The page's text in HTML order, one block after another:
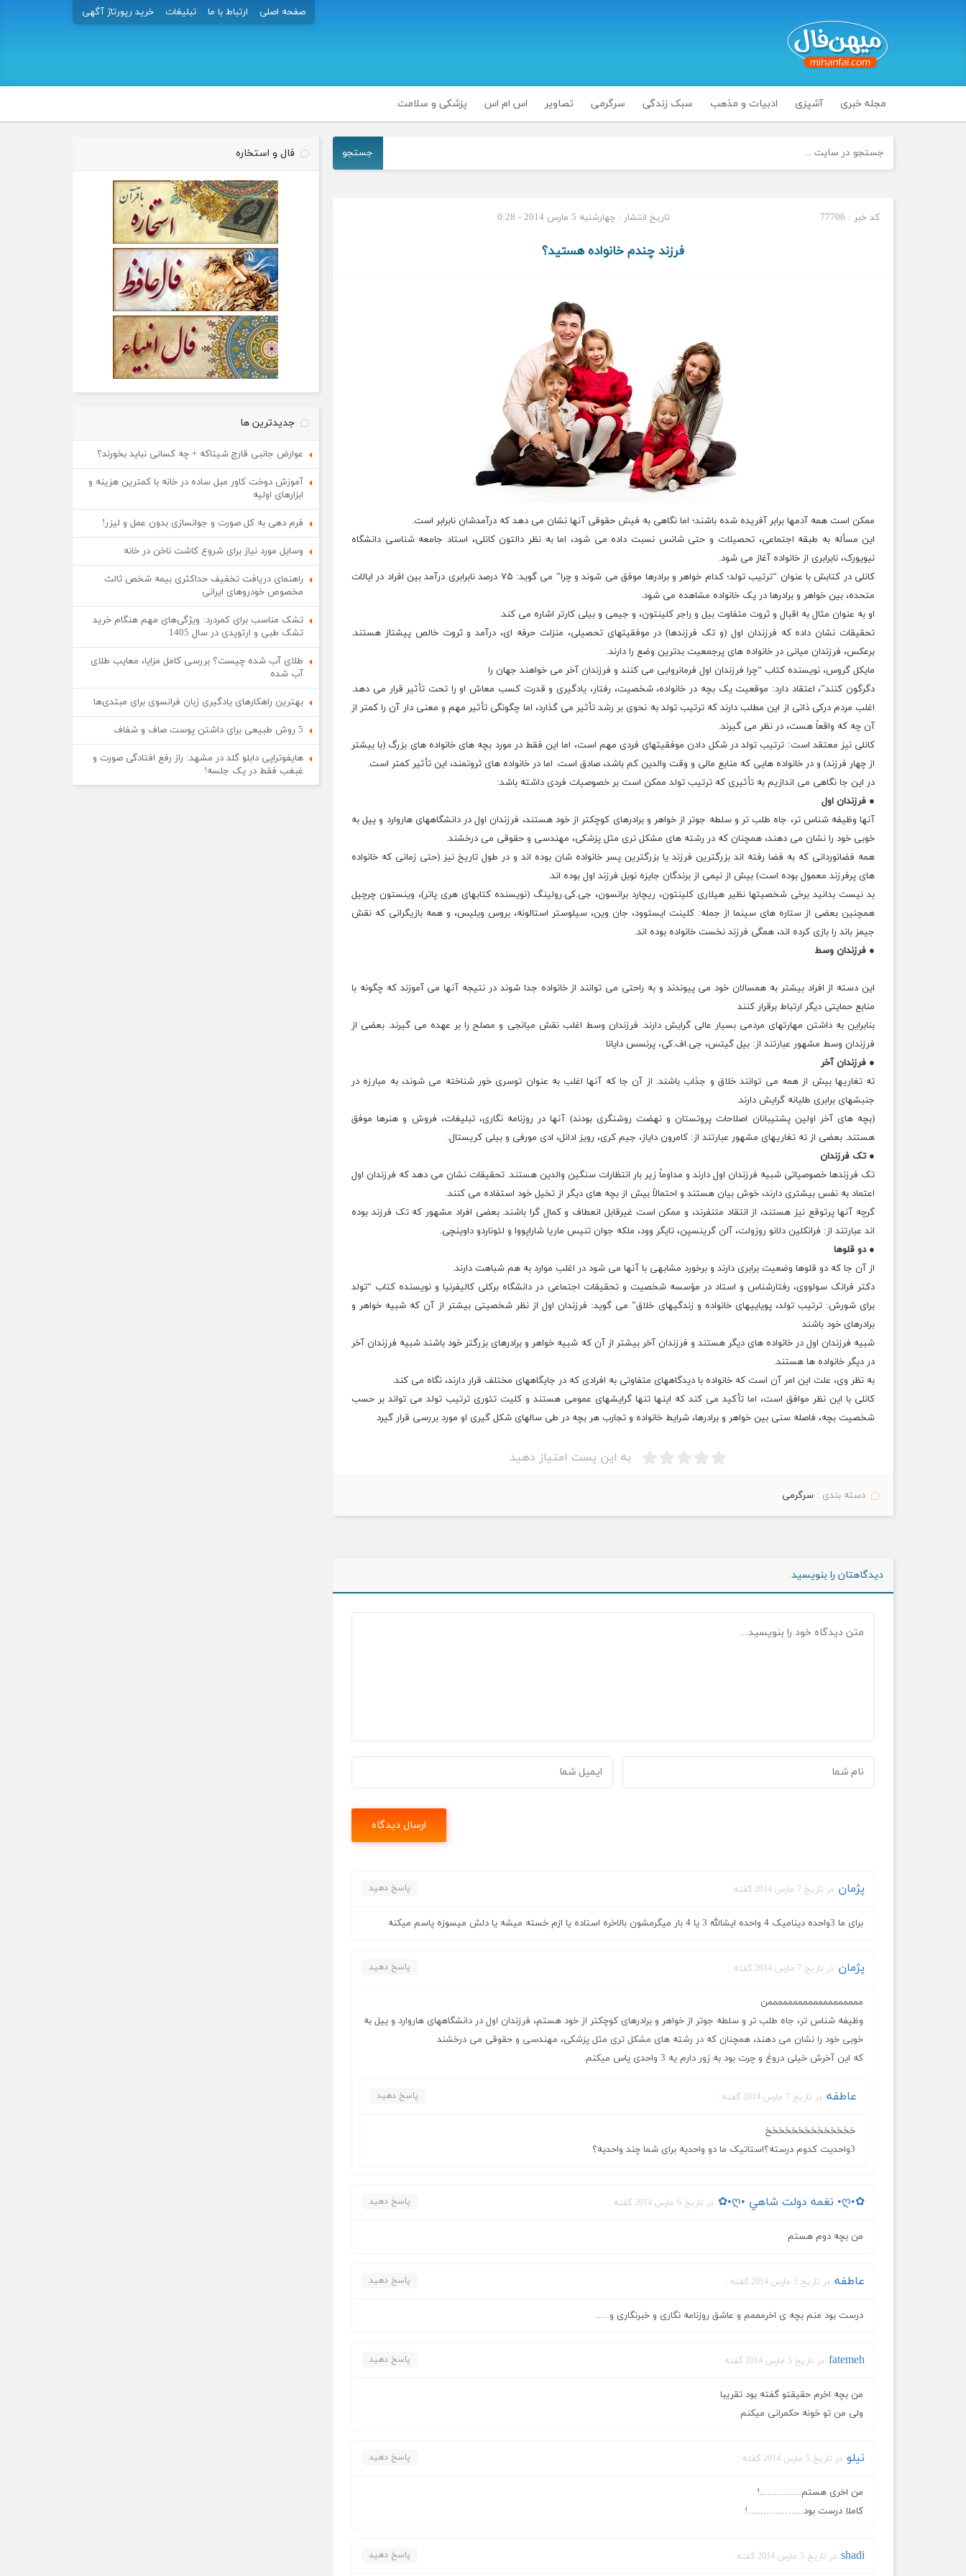
صفحه اصلی ارتباط با ما تبلیغات خرید رپورتاژ آگهی
مجله خبری آشپزی ادبیات و مذهب سبک زندگی سرگرمی تصاویر اس ام اس پزشکی و سلامت
جستجو
کد خبر : 77706 تاریخ انتشار : چهارشنبه 5 مارس 2014 - 0:28
فرزند چندم خانواده هستید؟
ممکن است همه آدمها برابر آفریده شده باشند؛ اما نگاهی به فیش حقوقی آنها نشان می دهد که درآمدشان نابرابر است.
این مسأله به طبقه اجتماعی، تحصیلات و حتی شانس نسبت داده می شود، اما به نظر دالتون کانلی، استاد جامعه شناسی دانشگاه
نیویورک، نابرابری از خانواده آغاز می شود.
کانلی در کتابش با عنوان “ترتیب تولد؛ کدام خواهر و برادرها موفق می شوند و چرا” می گوید: ۷۵ درصد نابرابری درآمد بین افراد در ایالات
متحده، بین خواهر و برادرها در یک خانواده مشاهده می شود.
او به عنوان مثال به اقبال و ثروت متفاوت بیل و راجر کلینتون، و جیمی و بیلی کارتر اشاره می کند.
تحقیقات نشان داده که فرزندان اول (و تک فرزندها) در موفقیتهای تحصیلی، منزلت حرفه ای، درآمد و ثروت خالص پیشتاز هستند.
برعکس، فرزندان میانی در خانواده های پرجمعیت بدترین وضع را دارند.
مایکل گروس، نویسنده کتاب “چرا فرزندان اول فرمانروایی می کنند و فرزندان آخر می خواهند جهان را
دگرگون کنند”، اعتقاد دارد: موقعیت یک بچه در خانواده، شخصیت، رفتار، یادگیری و قدرت کسب معاش او را تحت تأثیر قرار می دهد.
اغلب مردم درکی ذاتی از این مطلب دارند که ترتیب تولد به نحوی بر رشد تأثیر می گذارد، اما چگونگی تأثیر مهم و معنی دار آن را کمتر از
آن چه که واقعاً هست، در نظر می گیرند.
کانلی نیز معتقد است: ترتیب تولد در شکل دادن موفقیتهای فردی مهم است، اما این فقط در مورد بچه های خانواده های بزرگ (با بیشتر
از چهار فرزند) و در خانواده هایی که منابع مالی و وقت والدین کم باشد، صادق است. اما در خانواده های ثروتمند، این تأثیر کمتر است.
در این جا نگاهی می اندازیم به تأثیری که ترتیب تولد ممکن است بر خصوصیات فردی داشته باشد:
● فرزندان اول
آنها وظیفه شناس تر، جاه طلب تر و سلطه جوتر از خواهر و برادرهای کوچکتر از خود هستند، فرزندان اول در دانشگاههای هاروارد و ییل به
خوبی خود را نشان می دهند، همچنان که در رشته های مشکل تری مثل پزشکی، مهندسی و حقوقی می درخشند.
همه فضانوردانی که به فضا رفته اند بزرگترین فرزند یا بزرگترین پسر خانواده شان بوده اند و در طول تاریخ نیز (حتی زمانی که خانواده
های پرفرزند معمول بوده است) بیش از نیمی از برندگان جایزه نوبل فرزند اول بوده اند.
بد نیست بدانید برخی شخصیتها نظیر هیلاری کلینتون، ریچارد برانسون، جی.کی.رولینگ (نویسنده کتابهای هری پاتر)، وینستون چرچیل
همچنین بعضی از ستاره های سینما از جمله: کلینت ایستوود، جان وین، سیلوستر استالونه، بروس ویلیس، و همه بازیگرانی که نقش
جیمز باند را بازی کرده اند، همگی فرزند نخست خانواده بوده اند.
● فرزندان وسط
این دسته از افراد بیشتر به همسالان خود می پیوندند و به راحتی می توانند از خانواده جدا شوند در نتیجه آنها می آموزند که چگونه با
منابع حمایتی دیگر ارتباط برقرار کنند
بنابراین به داشتن مهارتهای مردمی بسیار عالی گرایش دارند. فرزندان وسط اغلب نقش میانجی و مصلح را بر عهده می گیرند. بعضی از
فرزندان وسط مشهور عبارتند از: بیل گیتس، جی.اف.کی، پرنسس دایانا
● فرزندان آخر
ته تغاریها بیش از همه می توانند خلاق و جذاب باشند. از آن جا که آنها اغلب به عنوان توسری خور شناخته می شوند، به مبارزه در
جنبشهای برابری طلبانه گرایش دارند.
(بچه های آخر اولین پشتیبانان اصلاحات پروتستان و نهضت روشنگری بودند) آنها در روزنامه نگاری، تبلیغات، فروش و هنرها موفق
هستند. بعضی از ته تغاریهای مشهور عبارتند از: کامرون دایاز، جیم کری، رویز ادانل، ادی مورفی و بیلی کریستال.
● تک فرزندان
تک فرزندها خصوصیاتی شبیه فرزندان اول دارند و مداوماً زیر بار انتظارات سنگین والدین هستند. تحقیقات نشان می دهد که فرزندان اول
اعتماد به نفس بیشتری دارند، خوش بیان هستند و احتمالاً بیش از بچه های دیگر از تخیل خود استفاده می کنند.
گرچه آنها پرتوقع نیز هستند، از انتقاد متنفرند، و ممکن است غیرقابل انعطاف و کمال گرا باشند. بعضی افراد مشهور که تک فرزند بوده
اند عبارتند از: فرانکلین دلانو روزولت، آلن گرینسپن، تایگر وود، ملکه جوان تنیس ماریا شاراپووا و لئوناردو داوینچی.
● دو قلوها
از آن جا که دو قلوها وضعیت برابری دارند و برخورد مشابهی با آنها می شود در اغلب موارد به هم شباهت دارند.
دکتر فرانک سولووی، رفتارشناس و استاد در مؤسسه شخصیت و تحقیقات اجتماعی در دانشگاه برکلی کالیفرنیا و نویسنده کتاب “تولد
برای شورش: ترتیب تولد، پویاییهای خانواده و زندگیهای خلاق” می گوید: فرزندان اول از نظر شخصیتی بیشتر از آن که شبیه خواهر و
برادرهای خود باشند
شبیه فرزندان اول در خانواده های دیگر هستند و فرزندان آخر بیشتر از آن که شبیه خواهر و برادرهای بزرگتر خود باشند شبیه فرزندان آخر
در دیگر خانواده ها هستند.
به نظر وی، علت این امر آن است که خانواده با دیدگاههای متفاوتی به افرادی که در جایگاههای مختلف قرار دارند، نگاه می کند.
کانلی با این نظر موافق است، اما تأکید می کند که اینها تنها گرایشهای عمومی هستند و کلیت تئوری ترتیب تولد می تواند بر حسب
شخصیت بچه، فاصله سنی بین خواهر و برادرها، شرایط خانواده و تجارب هر بچه در طی سالهای شکل گیری او مورد بررسی قرار گیرد
به این پست امتیاز دهید
دسته بندی :سرگرمی
دیدگاهتان را بنویسید
پژمان در تاریخ 7 مارس 2014 گفته : پاسخ دهید
برای ما 3واحده دینامیک 4 واحده ایشالله 3 یا 4 بار میگرمشون بالاخره استاده یا ازم خسته میشه یا دلش میسوزه پاسم میکنه
پژمان در تاریخ 7 مارس 2014 گفته : پاسخ دهید
مممممممممممممممممممن
وظیفه شناس تر، جاه طلب تر و سلطه جوتر از خواهر و برادرهای کوچکتر از خود هستم، فرزندان اول در دانشگاههای هاروارد و ییل به
خوبی خود را نشان می دهند، همچنان که در رشته های مشکل تری مثل پزشکی، مهندسی و حقوقی می درخشند
که این آخرش خیلی دروغ و چرت بود به زور دارم یه 3 واحدی پاس میکنم.
عاطفه در تاریخ 7 مارس 2014 گفته : پاسخ دهید
خخخخخخخخخخخخخخ
3واحدیت کدوم درسته؟استاتیک ما دو واحدیه برای شما چند واحدیه؟
✿•ღ• نغمه دولت شاهي •ღ•✿ در تاریخ 6 مارس 2014 گفته : پاسخ دهید
من بچه دوم هستم
عاطفه در تاریخ 5 مارس 2014 گفته : پاسخ دهید
درست بود منم بچه ی اخرمممم و عاشق روزنامه نگاری و خبرنگاری و…..
fatemeh در تاریخ 5 مارس 2014 گفته : پاسخ دهید
من بچه اخرم حقیقتو گفته بود تقریبا
ولی من تو خونه حکمرانی میکنم
نیلو در تاریخ 5 مارس 2014 گفته : پاسخ دهید
من اخری هستم…………..!
کاملا درست بود………………!
shadi در تاریخ 5 مارس 2014 گفته : پاسخ دهید
فال و استخاره
جدیدترین ها
عوارض جانبی قارچ شیتاکه + چه کسانی نباید بخورند؟
آموزش دوخت کاور مبل ساده در خانه با کمترین هزینه و
ابزارهای اولیه
فرم دهی به کل صورت و جوانسازی بدون عمل و لیزر!
وسایل مورد نیاز برای شروع کاشت ناخن در خانه
راهنمای دریافت تخفیف حداکثری بیمه شخص ثالث
مخصوص خودروهای ایرانی
تشک مناسب برای کمردرد: ویژگی‌های مهم هنگام خرید
تشک طبی و ارتوپدی در سال 1405
طلای آب شده چیست؟ بررسی کامل مزایا، معایب طلای
آب شده
بهترین راهکارهای یادگیری زبان فرانسوی برای مبتدی‌ها
5 روش طبیعی برای داشتن پوست صاف و شفاف
هایفوتراپی دابلو گلد در مشهد: راز رفع افتادگی صورت و
غبغب فقط در یک جلسه!